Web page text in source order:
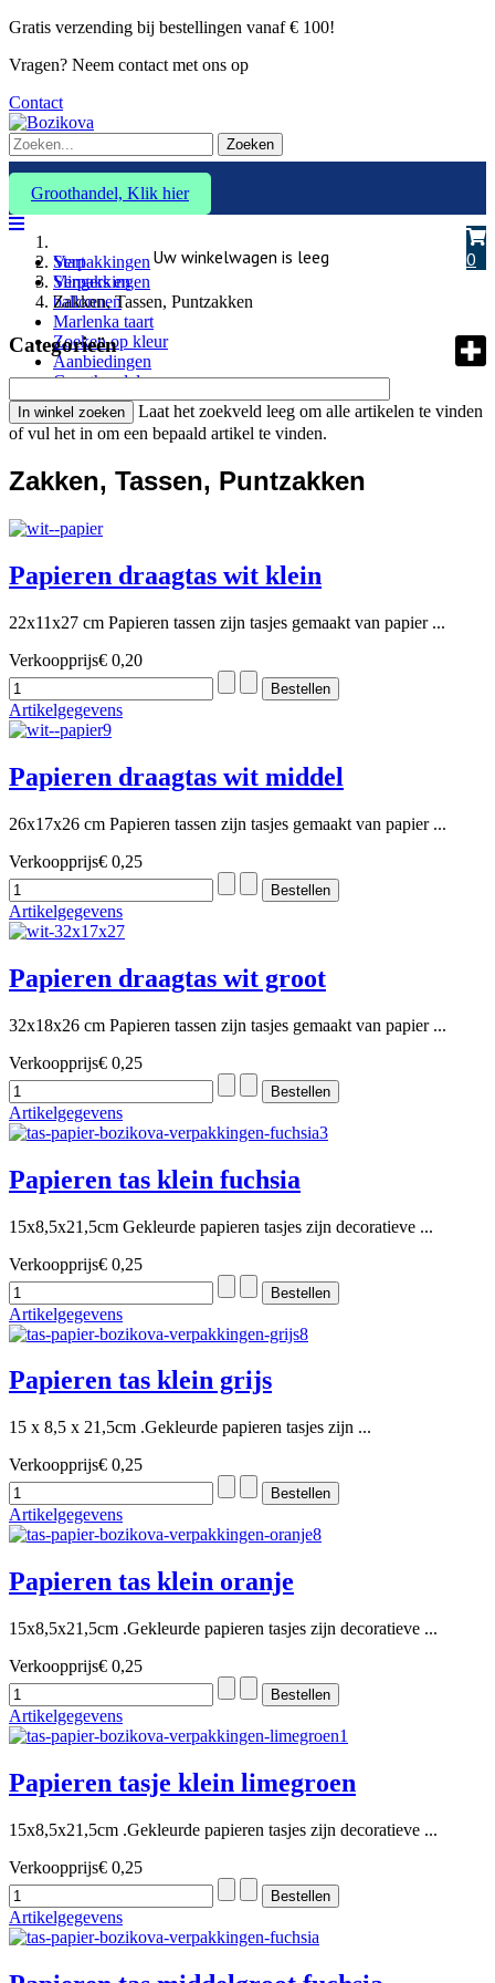
Gratis verzending bij bestellingen vanaf € 100!
Vragen? Neem contact met ons op
Contact
Zoeken
Groothandel, Klik hier
0
Uw winkelwagen is leeg
Verpakkingen
Slingers en
ballonnen
Marlenka taart
Zoeken op kleur
Aanbiedingen
Groothandel
Start
Verpakkingen
Zakken, Tassen, Puntzakken
Categorieën
Laat het zoekveld leeg om alle artikelen te vinden
of vul het in om een bepaald artikel te vinden.
Zakken, Tassen, Puntzakken
Papieren draagtas wit klein
22x11x27 cm Papieren tassen zijn tasjes gemaakt van papier ...
Verkoopprijs€ 0,20
Artikelgegevens
Papieren draagtas wit middel
26x17x26 cm Papieren tassen zijn tasjes gemaakt van papier ...
Verkoopprijs€ 0,25
Artikelgegevens
Papieren draagtas wit groot
32x18x26 cm Papieren tassen zijn tasjes gemaakt van papier ...
Verkoopprijs€ 0,25
Artikelgegevens
Papieren tas klein fuchsia
15x8,5x21,5cm Gekleurde papieren tasjes zijn decoratieve ...
Verkoopprijs€ 0,25
Artikelgegevens
Papieren tas klein grijs
15 x 8,5 x 21,5cm .Gekleurde papieren tasjes zijn ...
Verkoopprijs€ 0,25
Artikelgegevens
Papieren tas klein oranje
15x8,5x21,5cm .Gekleurde papieren tasjes zijn decoratieve ...
Verkoopprijs€ 0,25
Artikelgegevens
Papieren tasje klein limegroen
15x8,5x21,5cm .Gekleurde papieren tasjes zijn decoratieve ...
Verkoopprijs€ 0,25
Artikelgegevens